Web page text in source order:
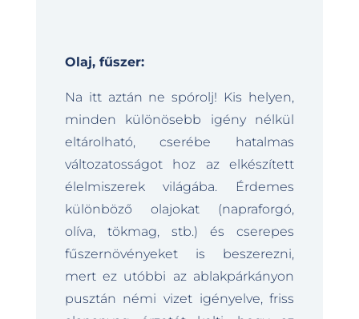
Olaj, fűszer:
Na itt aztán ne spórolj! Kis helyen,
minden különösebb igény nélkül
eltárolható, cserébe hatalmas
változatosságot hoz az elkészített
élelmiszerek világába. Érdemes
különböző olajokat (napraforgó,
olíva, tökmag, stb.) és cserepes
fűszernövényeket is beszerezni,
mert ez utóbbi az ablakpárkányon
pusztán némi vizet igényelve, friss